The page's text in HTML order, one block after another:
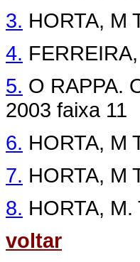
3. HORTA, M
4.
5. O RAPPA.
2003 faixa 11
6. HORTA, M
7. HORTA, M
8. HORTA, M.
voltar